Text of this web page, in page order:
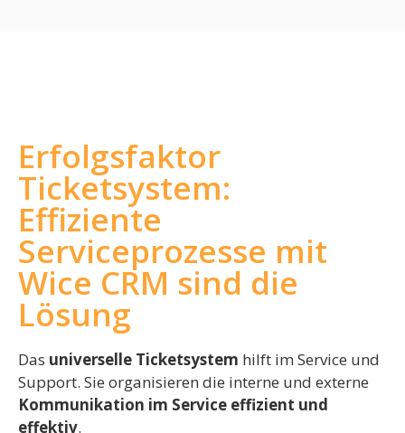
Erfolgsfaktor
Ticketsystem:
Effiziente
Serviceprozesse mit
Wice CRM sind die
Lösung
Das universelle Ticketsystem hilft im Service und
Support. Sie organisieren die interne und externe
Kommunikation im Service effizient und
effektiv.